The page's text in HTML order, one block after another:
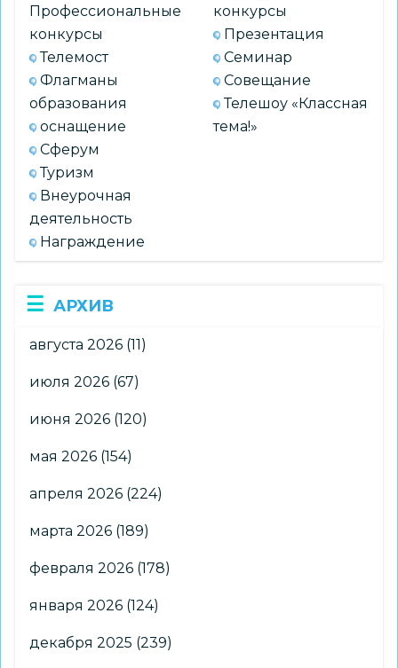
Профессиональные
конкурсы
Телемост
Флагманы
образования
оснащение
Сферум
Туризм
Внеурочная
деятельность
Награждение
конкурсы
Презентация
Семинар
Совещание
Телешоу «Классная
тема!»
АРХИВ
августа 2026 (11)
июля 2026 (67)
июня 2026 (120)
мая 2026 (154)
апреля 2026 (224)
марта 2026 (189)
февраля 2026 (178)
января 2026 (124)
декабря 2025 (239)